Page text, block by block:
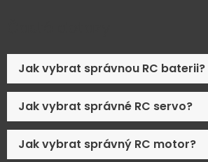
Jak vybrat správnou RC baterii?
Jak vybrat správné RC servo?
Jak vybrat správný RC motor?